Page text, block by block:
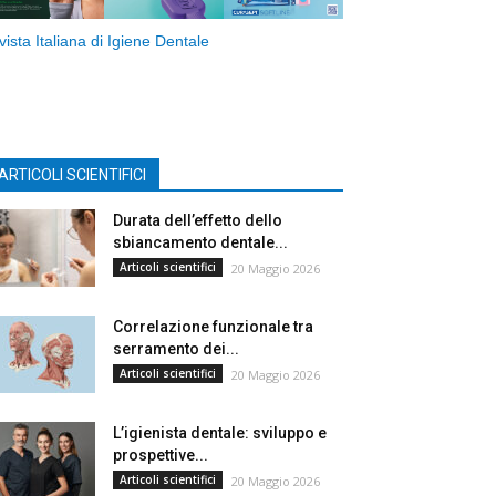
Italiana di Igiene Dentale
SCIENTIFICI
Durata dell’effetto dello
sbiancamento dentale...
Articoli scientifici 20 Maggio 2026
Correlazione funzionale tra
serramento dei...
Articoli scientifici 20 Maggio 2026
L’igienista dentale: sviluppo e
prospettive...
Articoli scientifici 20 Maggio 2026